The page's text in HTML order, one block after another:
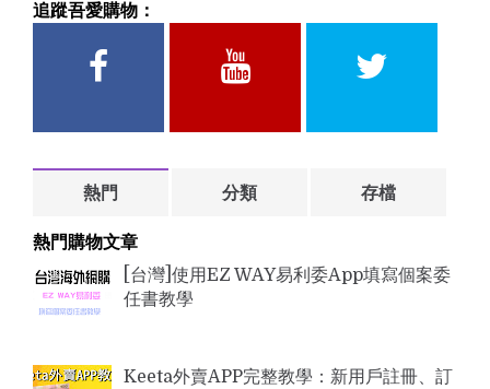
追蹤吾愛購物：
c
Y
熱門 分類 存檔
熱門購物文章
[台灣]使用EZ WAY易利委App填寫個案委
任書教學
Keeta外賣APP完整教學：新用戶註冊、訂